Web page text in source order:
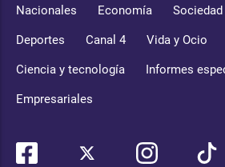
Nacionales Economía Sociedad
Deportes Canal 4 Vida y Ocio
Ciencia y tecnología Informes
Empresariales